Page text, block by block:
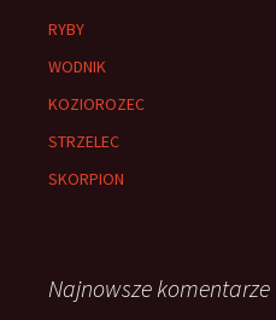
RYBY
WODNIK
KOZIOROZEC
STRZELEC
SKORPION
Najnowsze komentarze